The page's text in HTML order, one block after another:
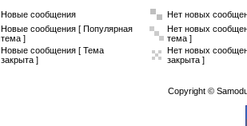
Новые сообщения
Нет новых
Новые сообщения [ Популярная
тема ]
Нет новых
тема ]
Новые сообщения [ Тема
закрыта ]
Нет новых
закрыта ]
Copyright ©